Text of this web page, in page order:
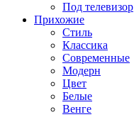
Под телевизор
Прихожие
Стиль
Классика
Современные
Модерн
Цвет
Белые
Венге